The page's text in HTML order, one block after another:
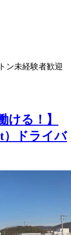
ン未経験者歓迎
ける！】
）ドライバ